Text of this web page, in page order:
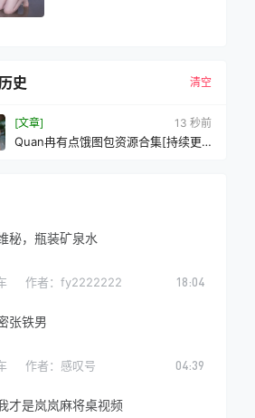
史 清空
[文章] 14 秒前
Quan冉有点饿图包资源合集[持续更
秘，瓶装矿泉水
作者： fy2222222 18:04
张铁男
作者： 感叹号 04:39
才是岚岚麻将桌视频